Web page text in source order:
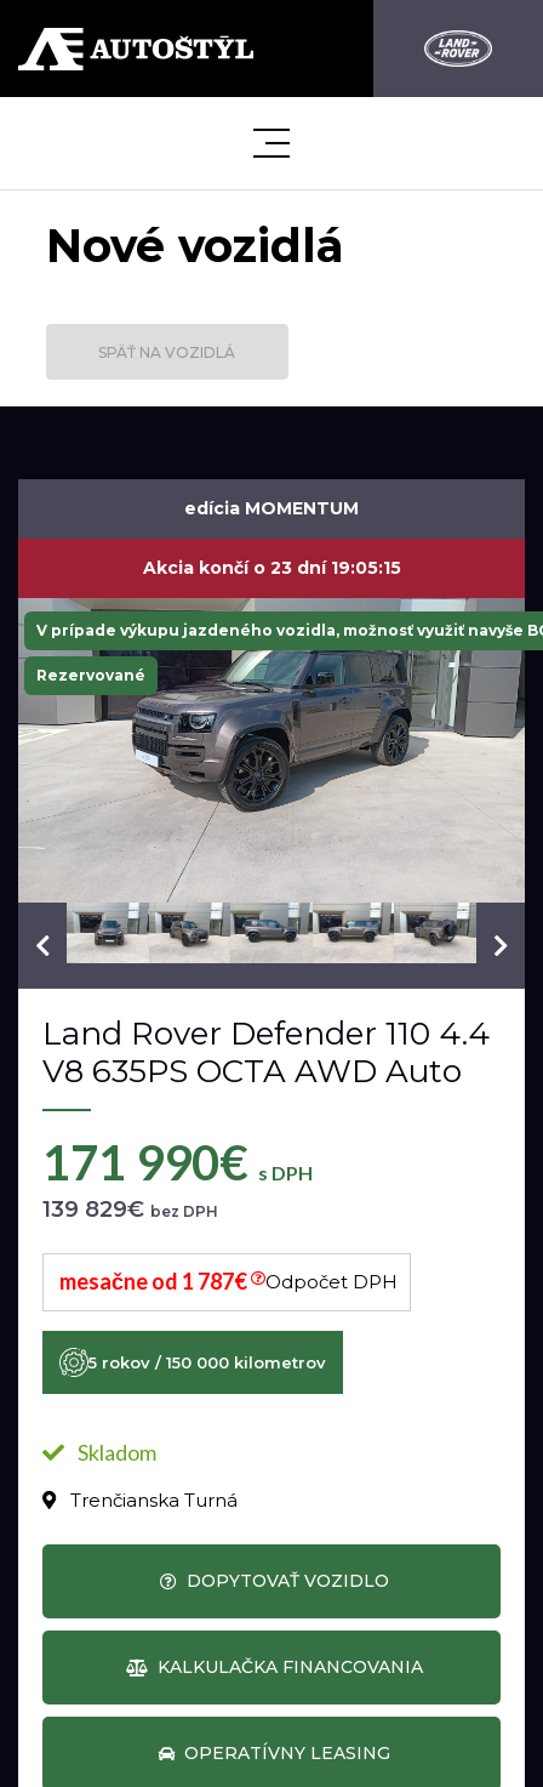
Nové vozidlá
SPÄŤ NA VOZIDLÁ
edícia MOMENTUM
Akcia končí o 23 dní 19:05:14
V prípade výkupu jazdeného vozidla, možnosť využiť navyše
Rezervované
VIN: SALEA7B91S2472800
Land Rover Defender 110 4.4
V8 635PS OCTA AWD Auto
171 990€ s DPH
139 829€ bez DPH
mesačne od 1 787€ Odpočet DPH
5 rokov / 150 000 kilometrov
Skladom
Trenčianska Turná
DOPYTOVAŤ VOZIDLO
KALKULAČKA FINANCOVANIA
OPERATÍVNY LEASING